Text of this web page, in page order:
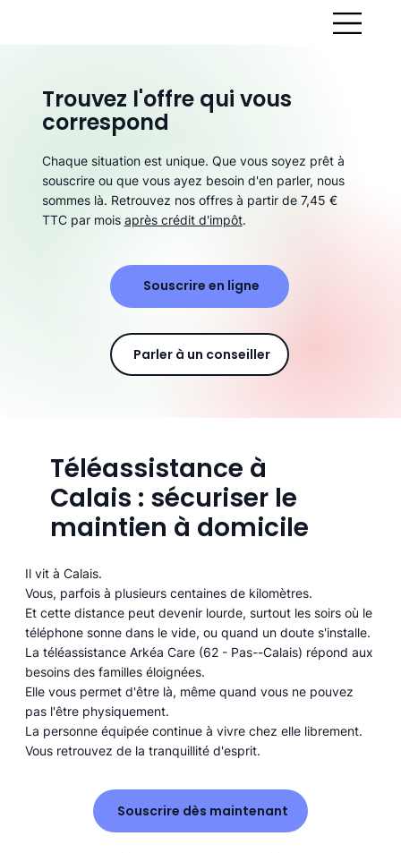
Téléassistance à
Calais : sécuriser le
maintien à domicile
Il vit à Calais.
Vous, parfois à plusieurs centaines de kilomètres.
Et cette distance peut devenir lourde, surtout les soirs où le
téléphone sonne dans le vide, ou quand un doute s'installe.
La téléassistance Arkéa Care (62 - Pas--Calais) répond aux
besoins des familles éloignées.
Elle vous permet d'être là, même quand vous ne pouvez
pas l'être physiquement.
La personne équipée continue à vivre chez elle librement.
Vous retrouvez de la tranquillité d'esprit.
Souscrire dès maintenant
Trouvez l'offre qui vous
correspond
Chaque situation est unique. Que vous soyez prêt à
souscrire ou que vous ayez besoin d'en parler, nous
sommes là. Retrouvez nos offres à partir de 7,45 €
TTC par mois après crédit d'impôt.
Souscrire en ligne
Parler à un conseiller